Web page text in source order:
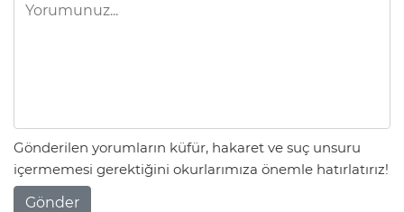
Gönderilen yorumların küfür, hakaret ve suç unsuru
içermemesi gerektiğini okurlarımıza önemle hatırlatırız!
Gönder